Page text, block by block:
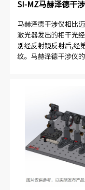
SI-MZ马赫泽德干
马赫泽德干涉仪相比
激光器发出的相干光
别经反射镜反射后,经
纹。马赫泽德干涉仪